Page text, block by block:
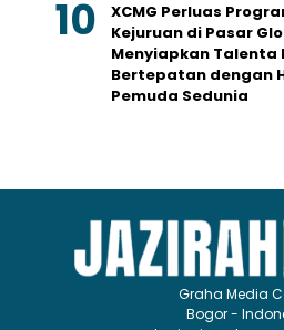
XCMG Perluas
Kejuruan di Pasar
Menyiapkan Talenta
Bertepatan dengan
Pemuda Sedunia
Graha Media
Bogor -